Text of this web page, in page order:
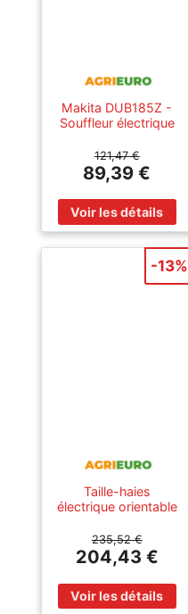
Makita DUB185Z -
Souffleur électrique
BATTERIE NI
CHARGEUR
121,47 €
89,39 €
Taille-haies
électrique orientable
DCMPH566N-XJ -
BATTERIE ET
CHARGEUR NON
INCLUS
235,52 €
204,43 €
-13%